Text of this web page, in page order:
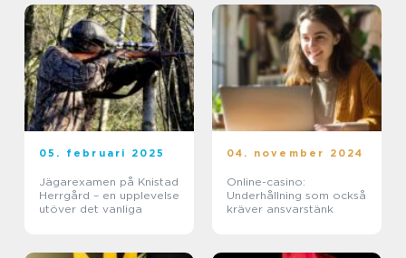
05. februari 2025
Jägarexamen på Knistad
Herrgård – en upplevelse
utöver det vanliga
04. november 2024
Online-casino:
Underhållning som också
kräver ansvarstänk